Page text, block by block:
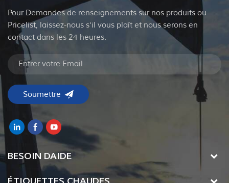
Pour Demandes de renseignements sur nos produits ou
Pricelist, laissez-nous s'il vous plaît et nous serons en
contact dans les 24 heures.
BESOIN DAIDE